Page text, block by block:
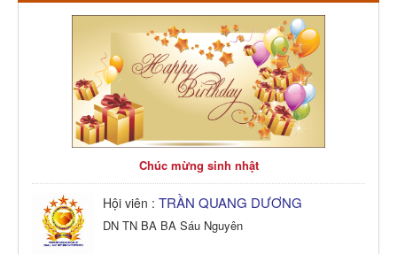
Chúc mừng sinh nhật
Hội viên : TRẦN QUANG DƯƠNG
DN TN BA BA Sáu Nguyên